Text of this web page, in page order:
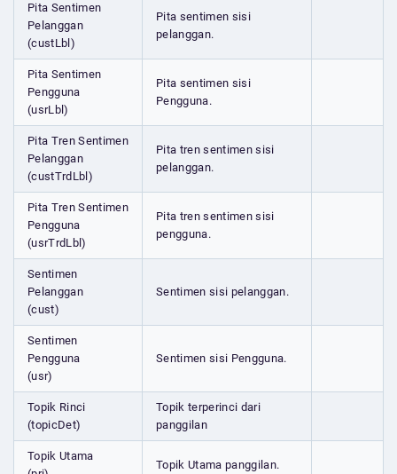
Pita Sentimen
Pelanggan
(custLbl)
Pita sentimen sisi
pelanggan.
Pita Sentimen
Pengguna
(usrLbl)
Pita sentimen sisi
Pengguna.
Pita Tren Sentimen
Pelanggan
(custTrdLbl)
Pita tren sentimen sisi
pelanggan.
Pita Tren Sentimen
Pengguna
(usrTrdLbl)
Pita tren sentimen sisi
pengguna.
Sentimen
Pelanggan
(cust)
Sentimen sisi pelanggan.
Sentimen
Pengguna
(usr)
Sentimen sisi Pengguna.
Topik Rinci
(topicDet)
Topik terperinci dari
panggilan
Topik Utama
Topik Utama panggilan.